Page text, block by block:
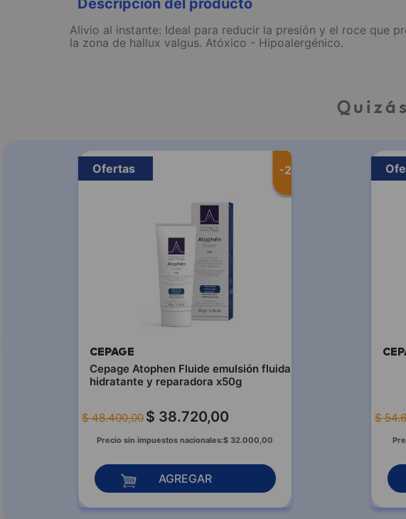
Descripción del producto
Alivio al instante: Ideal para reducir la presión y el roce que
la zona de hallux valgus. Atóxico - Hipoalergénico.
-20 %
Ofertas
CEPAGE
Cepage Atophen Fluide emulsión fluida
hidratante y reparadora x50g
$ 48.400,00 $ 38.720,00
Precio sin impuestos nacionales:$ 32.000,00
AGREGAR
$ 54.